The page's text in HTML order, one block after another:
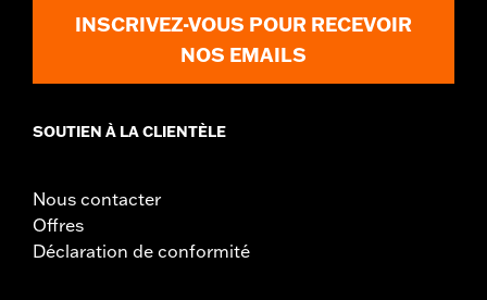
INSCRIVEZ-VOUS POUR RECEVOIR
NOS EMAILS
SOUTIEN À LA CLIENTÈLE
Nous contacter
Offres
Déclaration de conformité